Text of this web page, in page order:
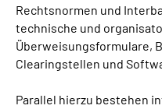
Leichte Sprache
Rechtsnormen und
technische und
Überweisungsformulare,
Clearingstellen und
Parallel hierzu bestehen